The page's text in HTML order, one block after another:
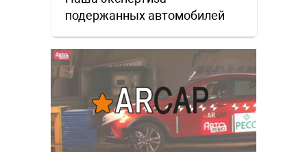
подержанных автомобилей